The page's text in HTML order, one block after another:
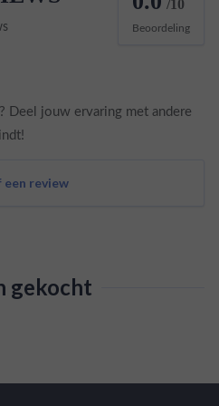
/10
Beoordeling
Deel jouw ervaring met andere
een review
gekocht